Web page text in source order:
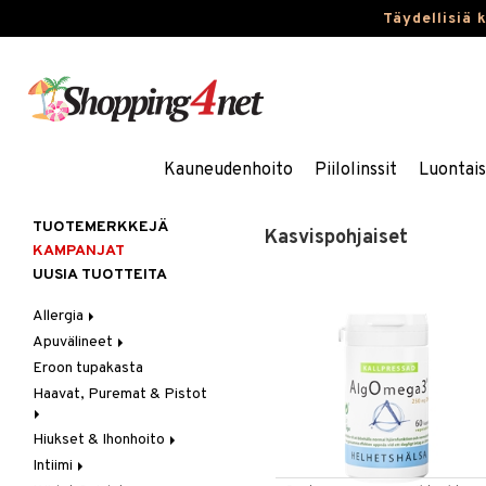
Täydellisiä
Kauneudenhoito Piilolinssit
Kasvispohjaiset
TUOTEMERKKEJÄ
KAMPANJAT
UUSIA TUOTTEITA
Allergia
Nenäsuihkeet
Silmätipat
Apuvälineet
Hygienia
Kävely & Seisominen
Saa kiinni & Ylety
Eroon tupakasta
Haavat, Puremat & Pistot
Ensiapu
Haavat
Hiukset & Ihonhoito
Erityistuotteet
Intiimi